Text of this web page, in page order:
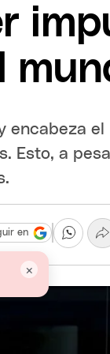
encabeza el
Esto, a
×
en